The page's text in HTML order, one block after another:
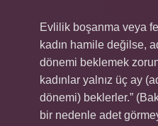
Evlilik boşanma veya
kadın hamile değilse,
dönemi beklemek
kadınlar yalnız üç ay
dönemi) beklerler.”
bir nedenle adet